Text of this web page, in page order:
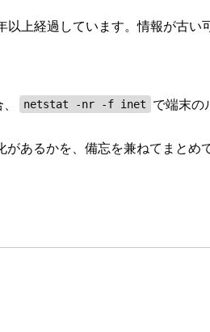
上経過しています。情報が古い
netstat -nr -f inet で端末の
あるかを、備忘を兼ねてまとめ